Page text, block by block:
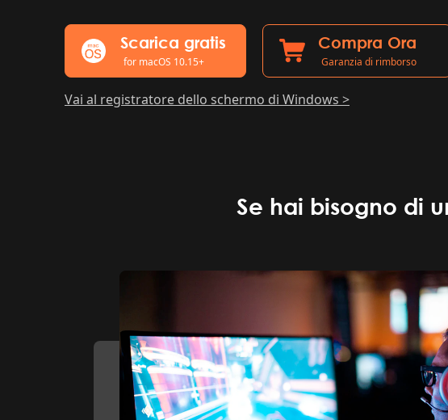
Scarica gratis
for macOS 10.15+
Compra Ora
Garanzia di rimborso
Vai al registratore dello schermo di Windows >
Se hai bisogno di